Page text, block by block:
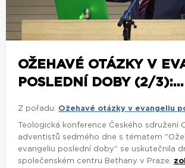
OŽEHAVÉ OTÁZKY V
POSLEDNÍ DOBY (2/3):...
Z pořadu: Ožehavé otázky v evangeliu
Teologická konference Českého sdružení
adventistů sedmého dne s tématem
evangeliu poslední doby" se uskutečnila
společenském centru Bethany v Praze.